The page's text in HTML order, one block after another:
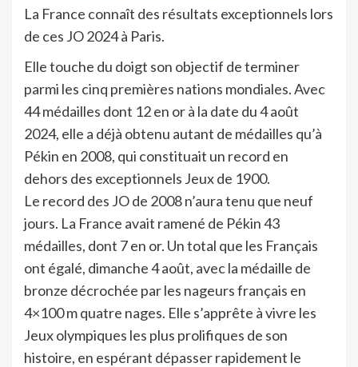
La France connaît des résultats exceptionnels lors
de ces JO 2024 à Paris.
Elle touche du doigt son objectif de terminer
parmi les cinq premières nations mondiales. Avec
44 médailles dont 12 en or à la date du 4 août
2024, elle a déjà obtenu autant de médailles qu’à
Pékin en 2008, qui constituait un record en
dehors des exceptionnels Jeux de 1900.
Le record des JO de 2008 n’aura tenu que neuf
jours. La France avait ramené de Pékin 43
médailles, dont 7 en or. Un total que les Français
ont égalé, dimanche 4 août, avec la médaille de
bronze décrochée par les nageurs français en
4×100 m quatre nages. Elle s’apprête à vivre les
Jeux olympiques les plus prolifiques de son
histoire, en espérant dépasser rapidement le